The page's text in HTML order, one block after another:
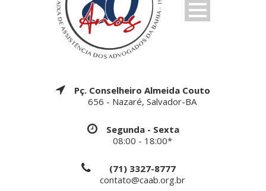
Pç. Conselheiro Almeida Couto
656 - Nazaré, Salvador-BA
Segunda - Sexta
08:00 - 18:00*
(71) 3327-8777
contato@caab.org.br